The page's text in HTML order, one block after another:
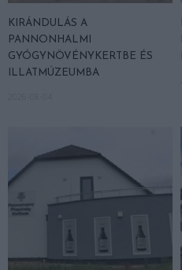
KIRÁNDULÁS A
PANNONHALMI
GYÓGYNÖVÉNYKERTBE ÉS
ILLATMÚZEUMBA